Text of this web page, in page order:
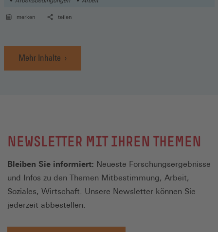
merken teilen
Mehr Inhalte
NEWSLETTER MIT IHREN THEMEN
Bleiben Sie informiert: Neueste Forschungsergebnisse
und Infos zu den Themen Mitbestimmung, Arbeit,
Soziales, Wirtschaft. Unsere Newsletter können Sie
jederzeit abbestellen.